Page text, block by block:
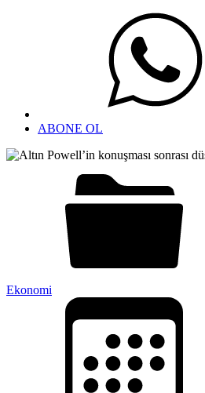
ABONE OL
Ekonomi